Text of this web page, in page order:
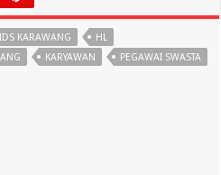
KARAWANG
HL
KARYAWAN PEGAWAI SWASTA